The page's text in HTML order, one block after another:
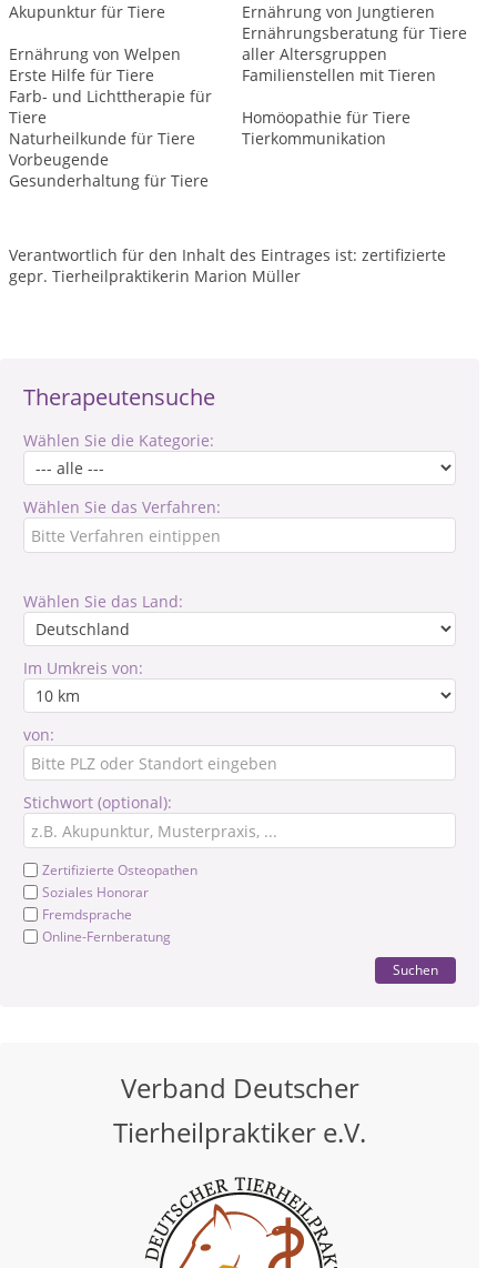
Therapeutensuche
Wählen Sie die Kategorie:
Wählen Sie das Verfahren:
Wählen Sie das Land:
Im Umkreis von:
von:
Stichwort (optional):
Zertifizierte Osteopathen
Soziales Honorar
Fremdsprache
Online-Fernberatung
Suchen
Verband Deutscher
Tierheilpraktiker e.V.
Akupunktur für Tiere
Ernährung von Jungtieren
Ernährung von Welpen
Ernährungsberatung für Tiere
aller Altersgruppen
Erste Hilfe für Tiere
Familienstellen mit Tieren
Farb- und Lichttherapie für
Tiere
Homöopathie für Tiere
Naturheilkunde für Tiere
Tierkommunikation
Vorbeugende
Gesunderhaltung für Tiere
Verantwortlich für den Inhalt des Eintrages ist: zertifizierte
gepr. Tierheilpraktikerin Marion Müller